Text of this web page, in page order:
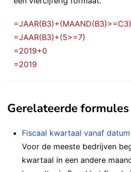
=JAAR(B3)+(MAAND(B3)>=C3)
=JAAR(B3)+(5>=7)
=2019+0
=2019
Gerelateerde formules
Fiscaal kwartaal vanaf
Voor de meeste bedrijven
kwartaal in een andere